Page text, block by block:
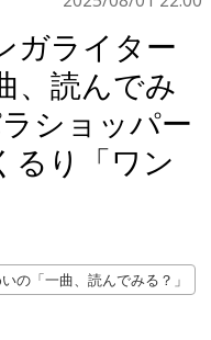
ガライター
、読んでみ
ショッパー
るり「ワン
の「一曲、読んでみる？」